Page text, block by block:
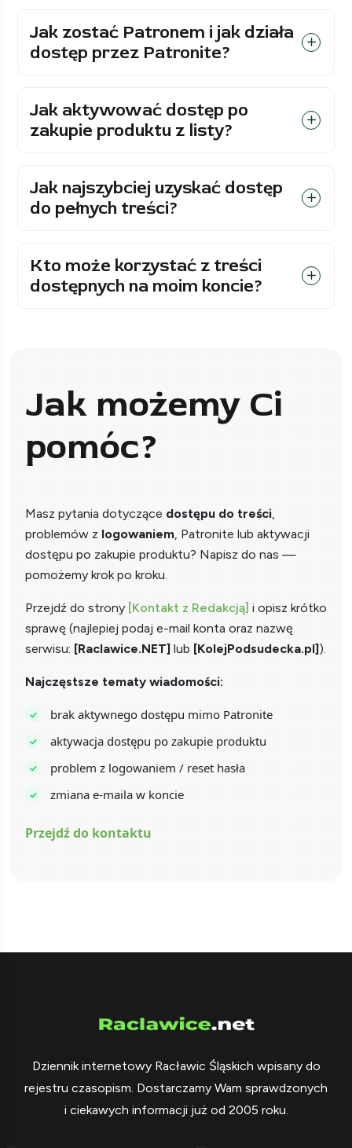
Jak zostać Patronem i jak działa
dostęp przez Patronite?
Jak aktywować dostęp po
zakupie produktu z listy?
Jak najszybciej uzyskać dostęp
do pełnych treści?
Kto może korzystać z treści
dostępnych na moim koncie?
Jak możemy Ci
pomóc?
Masz pytania dotyczące dostępu do treści,
problemów z logowaniem, Patronite lub aktywacji
dostępu po zakupie produktu? Napisz do nas —
pomożemy krok po kroku.
Przejdź do strony [Kontakt z Redakcją] i opisz krótko
sprawę (najlepiej podaj e-mail konta oraz nazwę
serwisu: [Raclawice.NET] lub [KolejPodsudecka.pl]).
Najczęstsze tematy wiadomości:
brak aktywnego dostępu mimo Patronite
aktywacja dostępu po zakupie produktu
problem z logowaniem / reset hasła
zmiana e-maila w koncie
Przejdź do kontaktu
Dziennik internetowy Racławic Śląskich wpisany do
rejestru czasopism. Dostarczamy Wam sprawdzonych
i ciekawych informacji już od 2005 roku.